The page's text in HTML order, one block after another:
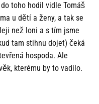
toho hodil vidle Tomáš
u dětí a ženy, a tak se
než loni a s tím jsme
tam stihnu dojet) čeká
hospoda. Ale
kterému by to vadilo.